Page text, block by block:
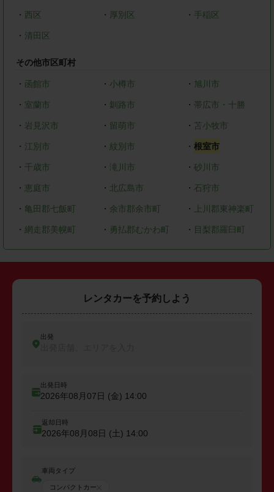
・ 西区 ・ 厚別区 ・ 手稲区
・ 清田区
その他市区町村
・ 函館市 ・ 小樽市 ・ 旭川市
・ 室蘭市 ・ 釧路市 ・ 帯広市・十勝
・ 岩見沢市 ・ 留萌市 ・苫小牧市
・ 江別市 ・ 紋別市 ・根室市
・ 千歳市 ・ 滝川市 ・砂川市
・ 恵庭市 ・ 北広島市 ・ 石狩市
・ 亀田郡七飯町 ・ 余市郡余市町 ・ 上川郡東神楽町
・ 網走郡美幌町 ・ 勇払郡むかわ町 ・ 目梨郡羅臼町
レンタカーを予約しよう
出発
出発日時
2026年08月07日 (金) 14:00
返却日時
2026年08月08日 (土) 14:00
車両タイプ
コンパクトカー